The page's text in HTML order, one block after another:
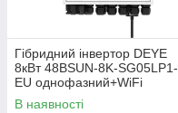
Гібридний інвертор DEYE
8кВт 48ВSUN-8K-SG05LP1-
EU однофазний+WiFi
В наявності